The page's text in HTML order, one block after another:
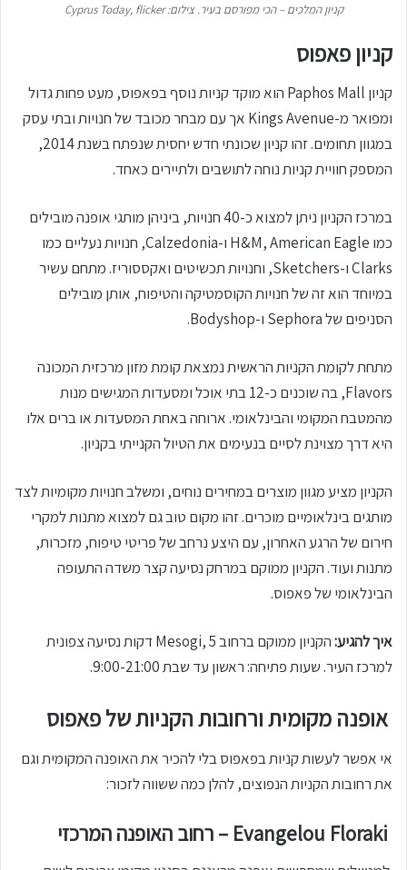
קניון המלכים – הכי מפורסם בעיר. צילום: Cyprus Today, flicker
קניון פאפוס
קניון Paphos Mall הוא מוקד קניות נוסף בפאפוס, מעט פחות גדול
ומפואר מ-Kings Avenue אך עם מבחר מכובד של חנויות ובתי עסק
במגוון תחומים. זהו קניון שכונתי חדש יחסית שנפתח בשנת 2014,
המספק חוויית קניות נוחה לתושבים ולתיירים כאחד.
במרכז הקניון ניתן למצוא כ-40 חנויות, ביניהן מותגי אופנה מובילים
כמו H&M, American Eagle ו-Calzedonia, חנויות נעליים כמו
Clarks ו-Sketchers, וחנויות תכשיטים ואקססוריז. מתחם עשיר
במיוחד הוא זה של חנויות הקוסמטיקה והטיפוח, אותן מובילים
הסניפים של Sephora ו-Bodyshop.
מתחת לקומת הקניות הראשית נמצאת קומת מזון מרכזית המכונה
Flavors, בה שוכנים כ-12 בתי אוכל ומסעדות המגישים מנות
מהמטבח המקומי והבינלאומי. ארוחה באחת המסעדות או ברים אלו
היא דרך מצוינת לסיים בנעימים את הטיול הקנייתי בקניון.
הקניון מציע מגוון מוצרים במחירים נוחים, ומשלב חנויות מקומיות לצד
מותגים בינלאומיים מוכרים. זהו מקום טוב גם למצוא מתנות למקרי
חירום של הרגע האחרון, עם היצע נרחב של פריטי טיפוח, מזכרות,
מתנות ועוד. הקניון ממוקם במרחק נסיעה קצר משדה התעופה
הבינלאומי של פאפוס.
איך להגיע:
הקניון ממוקם ברחוב Mesogi, 5 דקות נסיעה צפונית
למרכז העיר. שעות פתיחה: ראשון עד שבת 9:00-21:00.
אופנה מקומית ורחובות הקניות של פאפוס
אי אפשר לעשות קניות בפאפוס בלי להכיר את האופנה המקומית וגם
את רחובות הקניות הנפוצים, להלן כמה ששווה לזכור: